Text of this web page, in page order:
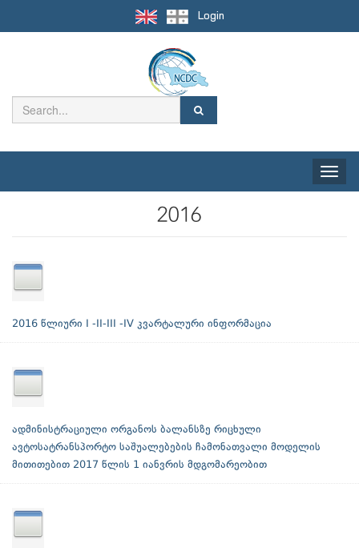
Login
Toggle
2016
2016 წლიური I -II-III -IV კვარტალური ინფორმაცია
ადმინისტრაციული ორგანოს ბალანსზე რიცხული
ავტოსატრანსპორტო საშუალებების ჩამონათვალი მოდელის
მითითებით 2017 წლის 1 იანვრის მდგომარეობით